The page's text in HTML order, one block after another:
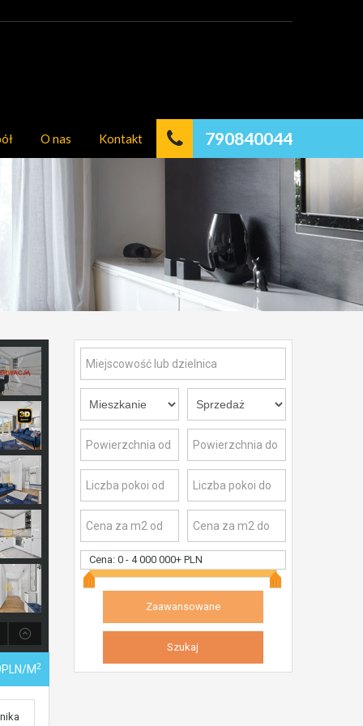
790840044
O nas Kontakt
m2
Cena: 0 - 4 000 000+ PLN